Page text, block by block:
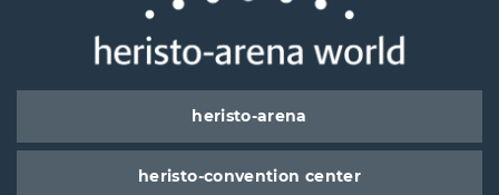
heristo-arena
heristo-convention center